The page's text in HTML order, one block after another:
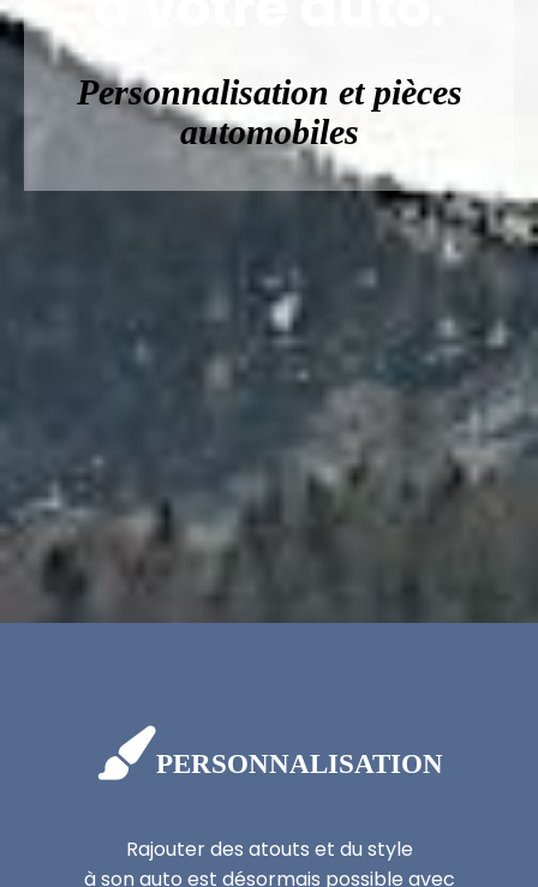
Personnalisation et pièces
automobiles
PERSONNALISATION
Rajouter des atouts et du style
à son auto est désormais possible avec